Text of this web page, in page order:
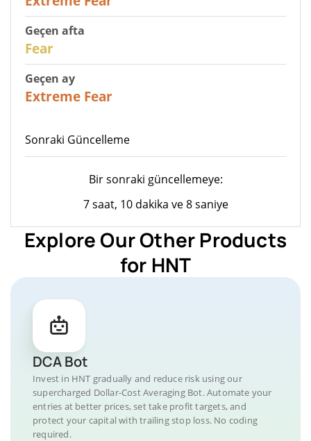
Geçen afta
Fear
Geçen ay
Extreme Fear
Sonraki Güncelleme
Bir sonraki güncellemeye:
7 saat, 10 dakika ve 8 saniye
Explore Our Other Products
for HNT
DCA Bot
Invest in HNT gradually and reduce risk using our
supercharged Dollar-Cost Averaging Bot. Automate your
entries at better prices, set take profit targets, and
protect your capital with trailing stop loss. No coding
required.